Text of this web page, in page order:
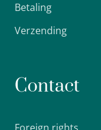
Betaling
Verzending
Contact